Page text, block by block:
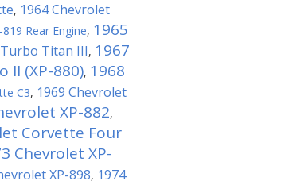
, 1964 Chevrolet
Rear Engine, 1965
Titan III, 1967
II (XP-880), 1968
C3, 1969 Chevrolet
XP-882,
Corvette Four
Chevrolet XP-
XP-898, 1974